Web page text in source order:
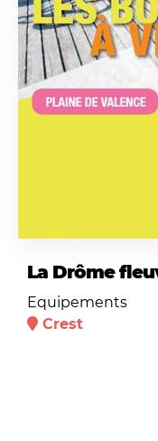
La Drôme
Equipements
Crest